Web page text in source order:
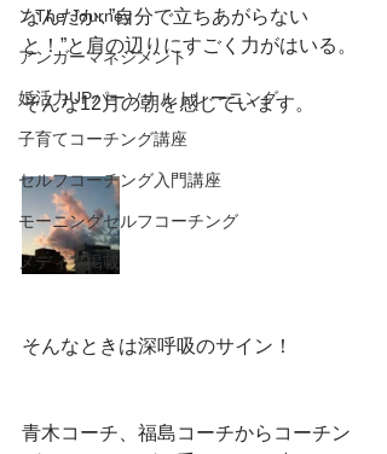
ンThe Journey
アンガーマネジメント
婚活力UPパーソナルトレーニング
子育てコーチング講座
セルフコーチング入門講座
モーニングセルフコーチング
メディア掲載
なんだか､”自分で立ちあがらない
と！”と肩の辺りにすごく力がはいる。
そんな12月の朝を感じています。
そんなときは深呼吸のサイン！
青木コーチ、福島コーチからコーチン